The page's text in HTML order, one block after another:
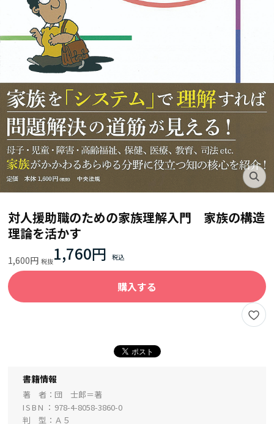
対人援助職のための家族理解入門 家族の構造
理論を活かす
1,600円 1,760円
購入する
書籍情報
著 者
団 士郎＝著
ISBN
978-4-8058-3860-0
判 型
Ａ５